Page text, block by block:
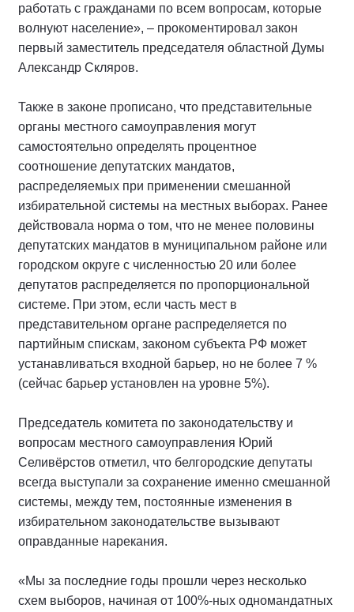
работать с гражданами по всем вопросам, которые
волнуют население», – прокоментировал закон
первый заместитель председателя областной Думы
Александр Скляров.
Также в законе прописано, что представительные
органы местного самоуправления могут
самостоятельно определять процентное
соотношение депутатских мандатов,
распределяемых при применении смешанной
избирательной системы на местных выборах. Ранее
действовала норма о том, что не менее половины
депутатских мандатов в муниципальном районе или
городском округе с численностью 20 или более
депутатов распределяется по пропорциональной
системе. При этом, если часть мест в
представительном органе распределяется по
партийным спискам, законом субъекта РФ может
устанавливаться входной барьер, но не более 7 %
(сейчас барьер установлен на уровне 5%).
Председатель комитета по законодательству и
вопросам местного самоуправления Юрий
Селивёрстов отметил, что белгородские депутаты
всегда выступали за сохранение именно смешанной
системы, между тем, постоянные изменения в
избирательном законодательстве вызывают
оправданные нарекания.
«Мы за последние годы прошли через несколько
схем выборов, начиная от 100%-ных одномандатных